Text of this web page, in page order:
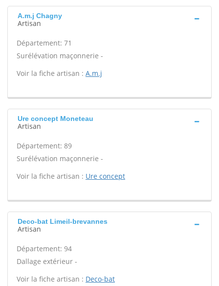
A.m.j Chagny
Artisan
Département: 71
Surélévation maçonnerie -
Voir la fiche artisan : A.m.j
Ure concept Moneteau
Artisan
Département: 89
Surélévation maçonnerie -
Voir la fiche artisan : Ure concept
Deco-bat Limeil-brevannes
Artisan
Département: 94
Dallage extérieur -
Voir la fiche artisan : Deco-bat